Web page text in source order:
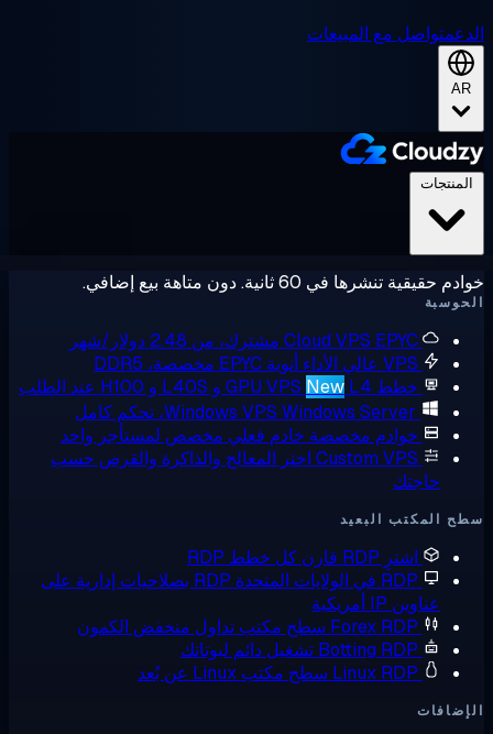
تواصل مع المبيعات
تنشرها في 60 ثانية. دون متاهة بيع إضافي.
Cloud VPSEPYC مشترك، من 2.48 دولار/شهر
VPS عالي الأداء
أنوية EPYC مخصصة، DDR5
خطط GPU VPS
New L4 و L40S و H100 عند الطلب
Windows VPS Windows Server، تحكم كامل
خوادم مخصصةخادم فعلي مخصص لمستأجر واحد
Custom VPS اختر المعالج والذاكرة والقرص حسب
حاجتك
المكتب البعيد
اشترِ RDP
قارن كل خطط RDP
RDP في الولايات المتحدة
RDP بصلاحيات إدارية على
عناوين IP أمريكية
Forex RDP سطح مكتب تداول منخفض الكمون
Botting RDP تشغيل دائم لبوتاتك
Linux RDPسطح مكتب Linux عن بُعد